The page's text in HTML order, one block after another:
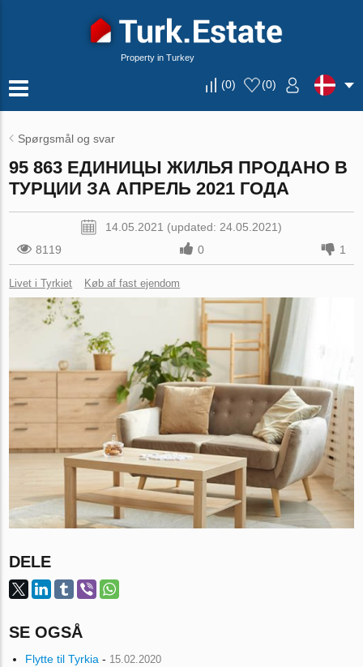
Property in Turkey
(0) (0)
Spørgsmål og svar
95 863 ЕДИНИЦЫ ЖИЛЬЯ ПРОДАНО В
ТУРЦИИ ЗА АПРЕЛЬ 2021 ГОДА
14.05.2021 (updated: 24.05.2021)
8119
0 1
Livet i Tyrkiet Køb af fast ejendom
DELE
SE OGSÅ
Flytte til Tyrkia - 15.02.2020